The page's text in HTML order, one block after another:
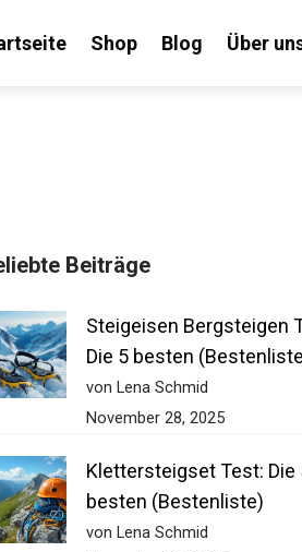
Shop Blog Über uns
Beiträge
Steigeisen Bergsteigen
Die 5 besten (Bestenliste)
von Lena Schmid
November 28, 2025
Klettersteigset Test: Die 5
besten (Bestenliste)
von Lena Schmid